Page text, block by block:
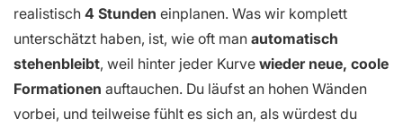
realistisch 4 Stunden einplanen. Was wir komplett
unterschätzt haben, ist, wie oft man automatisch
stehenbleibt, weil hinter jeder Kurve wieder neue, coole
Formationen auftauchen. Du läufst an hohen Wänden
vorbei, und teilweise fühlt es sich an, als würdest du